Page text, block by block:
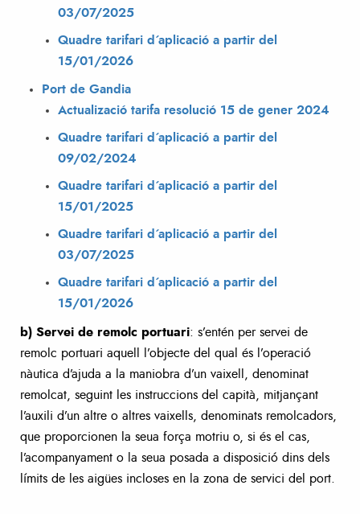
03/07/2025
Quadre tarifari d´aplicació a partir del
15/01/2026
Port de Gandia
Actualizació tarifa resolució 15 de gener 2024
Quadre tarifari d´aplicació a partir del
09/02/2024
Quadre tarifari d´aplicació a partir del
15/01/2025
Quadre tarifari d´aplicació a partir del
03/07/2025
Quadre tarifari d´aplicació a partir del
15/01/2026
b) Servei de remolc portuari: s’entén per servei de
remolc portuari aquell l’objecte del qual és l’operació
nàutica d’ajuda a la maniobra d’un vaixell, denominat
remolcat, seguint les instruccions del capità, mitjançant
l’auxili d’un altre o altres vaixells, denominats remolcadors,
que proporcionen la seua força motriu o, si és el cas,
l’acompanyament o la seua posada a disposició dins dels
límits de les aigües incloses en la zona de servici del port.